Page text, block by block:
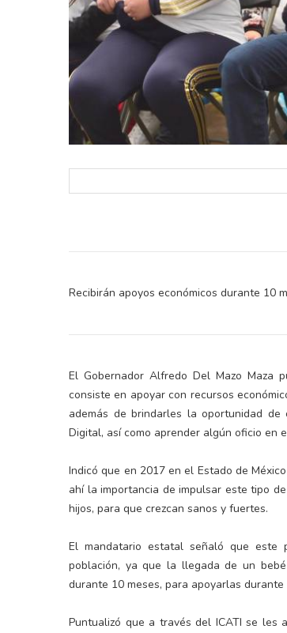
Recibirán apoyos económicos durante 10
El Gobernador Alfredo Del Mazo Maza
consiste en apoyar con recursos
además de brindarles la oportunidad
Digital, así como aprender algún oficio en
Indicó que en 2017 en el Estado de
ahí la importancia de impulsar este tipo
hijos, para que crezcan sanos y fuertes.
El mandatario estatal señaló que este
población, ya que la llegada de un
durante 10 meses, para apoyarlas
Puntualizó que a través del ICATI se